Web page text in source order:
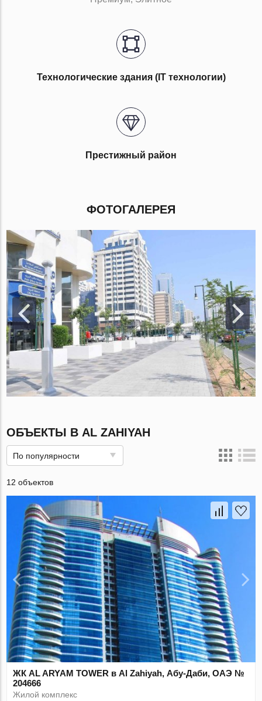
Технологические здания (IT технологии)
Престижный район
ФОТОГАЛЕРЕЯ
ОБЪЕКТЫ В AL ZAHIYAH
По популярности
12 объектов
ЖК AL ARYAM TOWER в Al Zahiyah, Абу-Даби, ОАЭ №
204666
Жилой комплекс